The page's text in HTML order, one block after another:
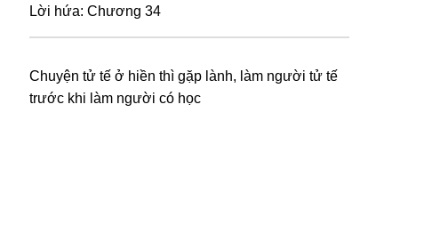
Lời hứa: Chương 34
Chuyện tử tế ở hiền thì gặp lành, làm người tử tế
trước khi làm người có học